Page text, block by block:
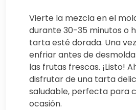
Vierte la mezcla en el
durante 30-35 minutos o
tarta esté dorada. Una
enfriar antes de
las frutas frescas. ¡Listo!
disfrutar de una tarta
saludable, perfecta para
ocasión.